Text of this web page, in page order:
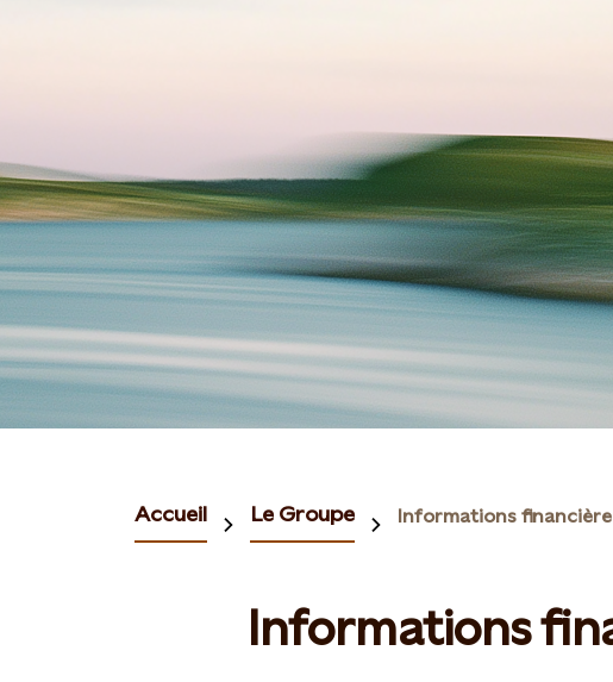
Accueil Le Groupe Informations
Informations